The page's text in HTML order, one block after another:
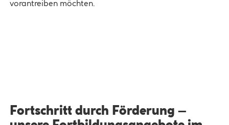
vorantreiben möchten.
Fortschritt durch Förderung –